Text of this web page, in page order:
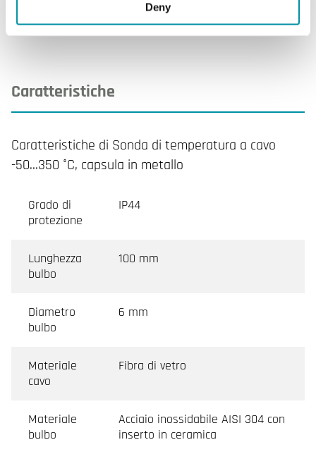
Deny
Caratteristiche
Caratteristiche di Sonda di temperatura a cavo
-50…350 °C, capsula in metallo
Grado di
protezione
IP44
Lunghezza
bulbo
100 mm
Diametro
bulbo
6 mm
Materiale
cavo
Fibra di vetro
Materiale
bulbo
Acciaio inossidabile AISI 304 con
inserto in ceramica